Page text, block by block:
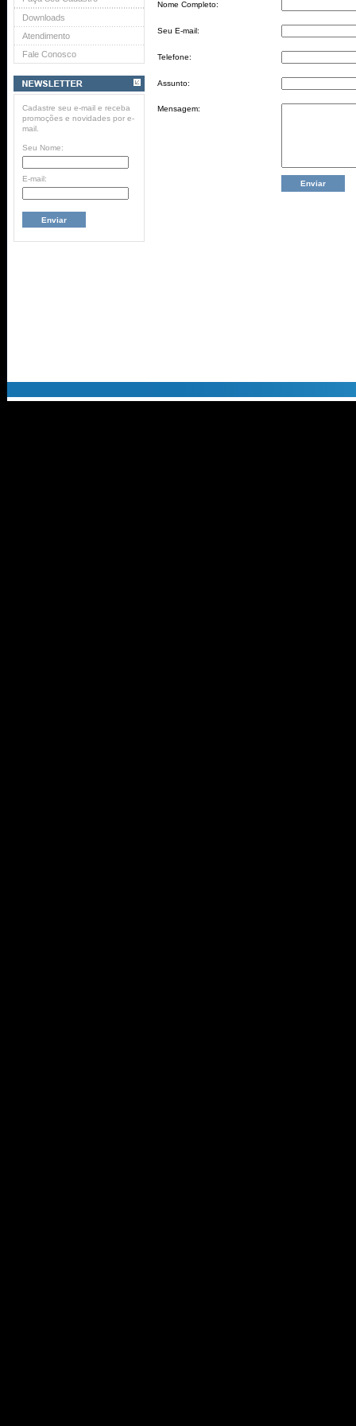
Downloads
Atendimento
Fale Conosco
Cadastre seu e-mail e receba
promoções e novidades por e-
mail.
Seu Nome:
E-mail:
Nome Completo:
Seu E-mail:
Telefone:
Assunto:
Mensagem: